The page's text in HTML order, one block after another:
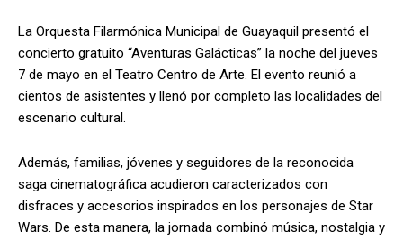
La Orquesta Filarmónica Municipal de Guayaquil presentó el
concierto gratuito “Aventuras Galácticas” la noche del jueves
7 de mayo en el Teatro Centro de Arte. El evento reunió a
cientos de asistentes y llenó por completo las localidades del
escenario cultural.
Además, familias, jóvenes y seguidores de la reconocida
saga cinematográfica acudieron caracterizados con
disfraces y accesorios inspirados en los personajes de Star
Wars. De esta manera, la jornada combinó música, nostalgia y